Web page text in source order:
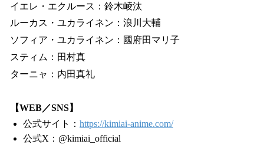
イエレ・エクルース：鈴木崚汰
ルーカス・ユカライネン：浪川大輔
ソフィア・ユカライネン：國府田マリ子
スティム：田村真
ターニャ：内田真礼
【WEB／SNS】
公式サイト： https://kimiai-anime.com/
公式X：@kimiai_official